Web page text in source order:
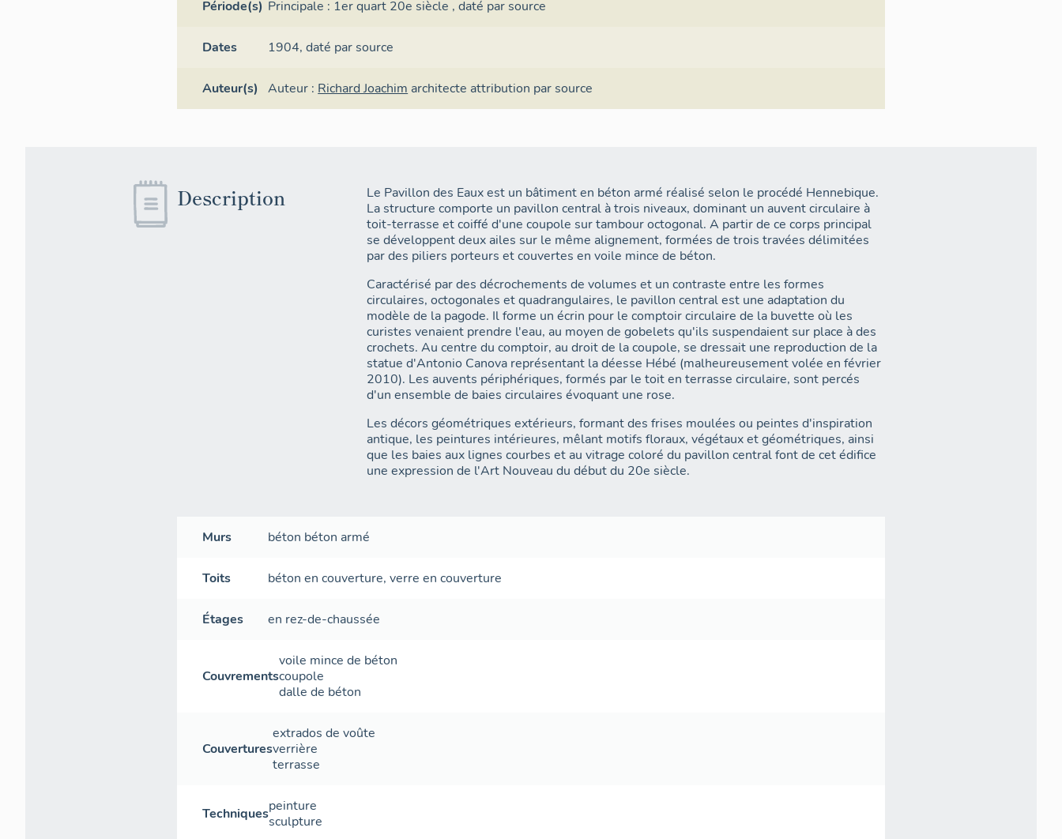
2014).
L'établissement thermal cessa son activité en 1981. De 1998 à 2005, les communes de
valorisation mis en oeuvre par le Syndicat Intercommunal à Vocation Unique Miers-
Alvignac.
Période(s) Principale : 1er quart 20e siècle ,daté par source
Dates 1904,daté par source
Auteur(s) Auteur : Richard Joachim architecte attribution par source
Description
Le Pavillon des Eaux est un bâtiment en béton armé réalisé selon le procédé Hennebique.
La structure comporte un pavillon central à trois niveaux, dominant un auvent circulaire à
toit-terrasse et coiffé d'une coupole sur tambour octogonal. A partir de ce corps principal
se développent deux ailes sur le même alignement, formées de trois travées délimitées
par des piliers porteurs et couvertes en voile mince de béton.
Caractérisé par des décrochements de volumes et un contraste entre les formes
circulaires, octogonales et quadrangulaires, le pavillon central est une adaptation du
modèle de la pagode. Il forme un écrin pour le comptoir circulaire de la buvette où les
curistes venaient prendre l'eau, au moyen de gobelets qu'ils suspendaient sur place à des
crochets. Au centre du comptoir, au droit de la coupole, se dressait une reproduction de la
statue d'Antonio Canova représentant la déesse Hébé (malheureusement volée en février
2010). Les auvents périphériques, formés par le toit en terrasse circulaire, sont percés
d'un ensemble de baies circulaires évoquant une rose.
Les décors géométriques extérieurs, formant des frises moulées ou peintes d'inspiration
antique, les peintures intérieures, mêlant motifs floraux, végétaux et géométriques, ainsi
que les baies aux lignes courbes et au vitrage coloré du pavillon central font de cet édifice
une expression de l'Art Nouveau du début du 20e siècle.
Murs béton béton armé
Toits béton en couverture,verre en couverture
Étages en rez-de-chaussée
Couvrements
voile mince de béton
coupole
dalle de béton
Couvertures
extrados de voûte
verrière
terrasse
Techniquespeinture
sculpture